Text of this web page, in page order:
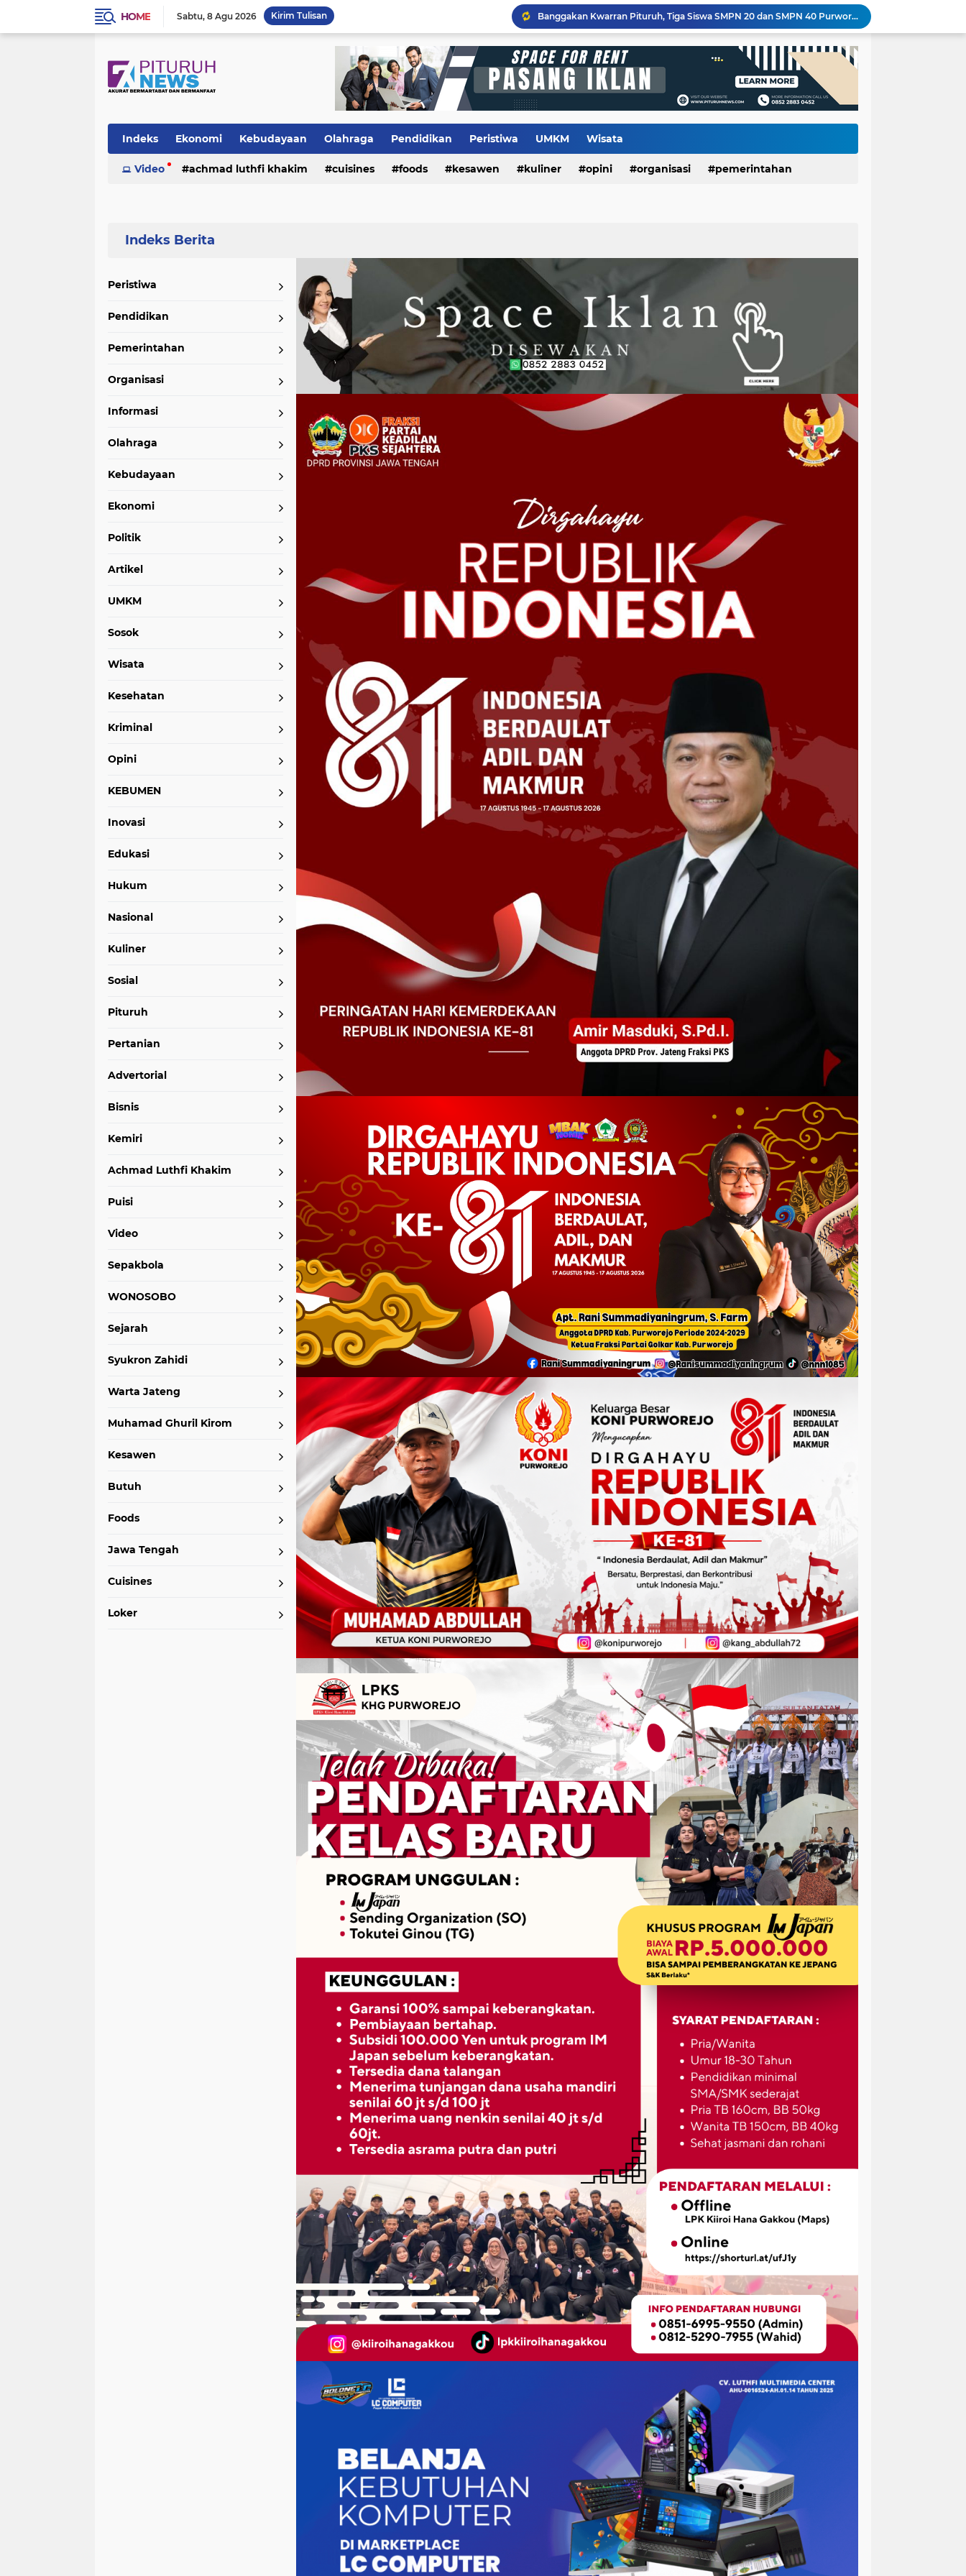
HOME Sabtu 8 Agu 2026 Kirim Tulisan
PT Unggulrejo Wasono Dilanda Kebakaran, Tiga Korban Dilaporkan Alami Luka
Meriahkan HUT RI ke-81, SDN Luwenglor Sabet Juara 1 Turnamen Mini Soccer SD Se-Kecamatan Pituruh
Kemarau Picu Krisis Air Bersih, SDN Munggangsari dan Warga Kaligintung Berharap Pasokan Air Rutin
Flashback Program PITULUNGAN Yuli–Dion: Sejauh Mana Realisasinya?
Wartawan Senior Purworejo Bambang Yoso Tutup Usia, Kepergiannya Tinggalkan Duka Mendalam
Seru dan Penuh Keakraban! Antusiasme Siswa SMPN 20 Purworejo Ikuti Perkemahan Penerimaan Penggalang Baru 2026
Indeks Ekonomi Kebudayaan Olahraga Pendidikan Peristiwa UMKM Wisata
Video achmad luthfi khakim cuisines foods kesawen kuliner opini organisasi pemerintahan
Peristiwa
Pendidikan
Pemerintahan
Organisasi
Informasi
Olahraga
Kebudayaan
Ekonomi
Politik
Artikel
UMKM
Sosok
Wisata
Kesehatan
Kriminal
Opini
KEBUMEN
Inovasi
Edukasi
Hukum
Nasional
Kuliner
Sosial
Pituruh
Pertanian
Advertorial
Bisnis
Kemiri
Achmad Luthfi Khakim
Puisi
Video
Sepakbola
WONOSOBO
Sejarah
Syukron Zahidi
Warta Jateng
Muhamad Ghuril Kirom
Kesawen
Butuh
Foods
Jawa Tengah
Cuisines
Loker